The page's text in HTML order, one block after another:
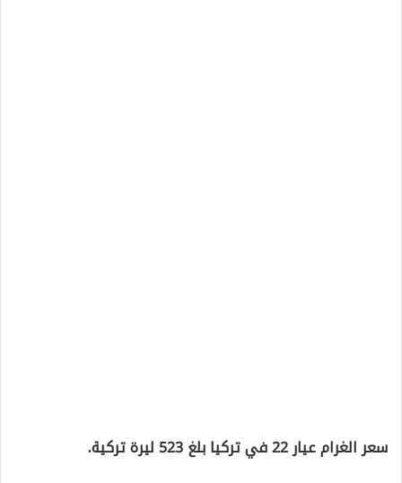
سعر الغرام عيار 22 في تركيا بلغ 523 ليرة تركية.